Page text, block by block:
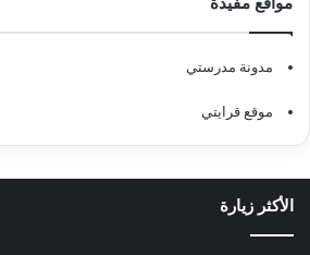
مواقع مفيدة
مدونة مدرستي
موقع قرايتي
الأكثر زيارة